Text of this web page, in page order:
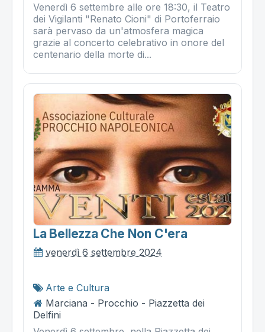
Venerdì 6 settembre alle ore 18:30, il Teatro
dei Vigilanti "Renato Cioni" di Portoferraio
sarà pervaso da un'atmosfera magica
grazie al concerto celebrativo in onore del
centenario della morte di...
La Bellezza Che Non C'era
venerdì 6 settembre 2024
Arte e Cultura
Marciana - Procchio - Piazzetta dei
Delfini